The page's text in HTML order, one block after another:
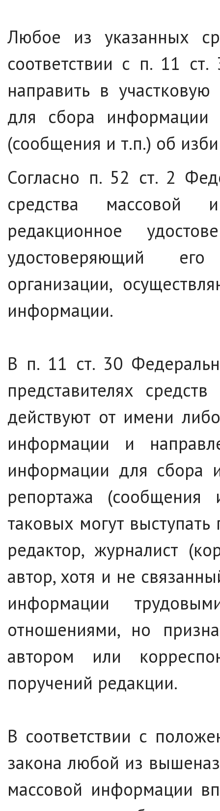
Любое из указанных
соответствии с п. 11
направить в
для сбора информации
(сообщения и т.п.) об
Согласно п. 52 ст. 2
средства массовой
редакционное
удостоверяющий его
организации,
информации.
В п. 11 ст. 30
представителях
действуют от имени
информации и
информации для сбора
репортажа
таковых могут
редактор, журналист
автор, хотя и не
информации
отношениями, но
автором или
поручений редакции.
В соответствии с
закона любой из
массовой информации